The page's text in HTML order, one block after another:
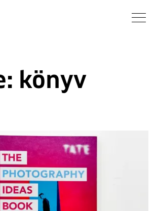
Galéria
Rólunk
könyv